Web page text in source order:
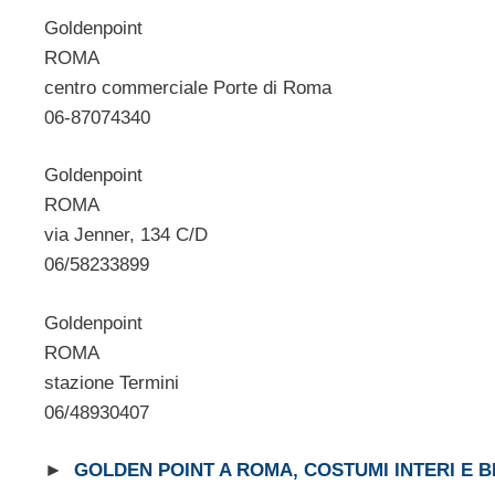
Goldenpoint
ROMA
centro commerciale Porte di Roma
06-87074340
Goldenpoint
ROMA
via Jenner, 134 C/D
06/58233899
Goldenpoint
ROMA
stazione Termini
06/48930407
► GOLDEN POINT A ROMA, COSTUMI INTERI E